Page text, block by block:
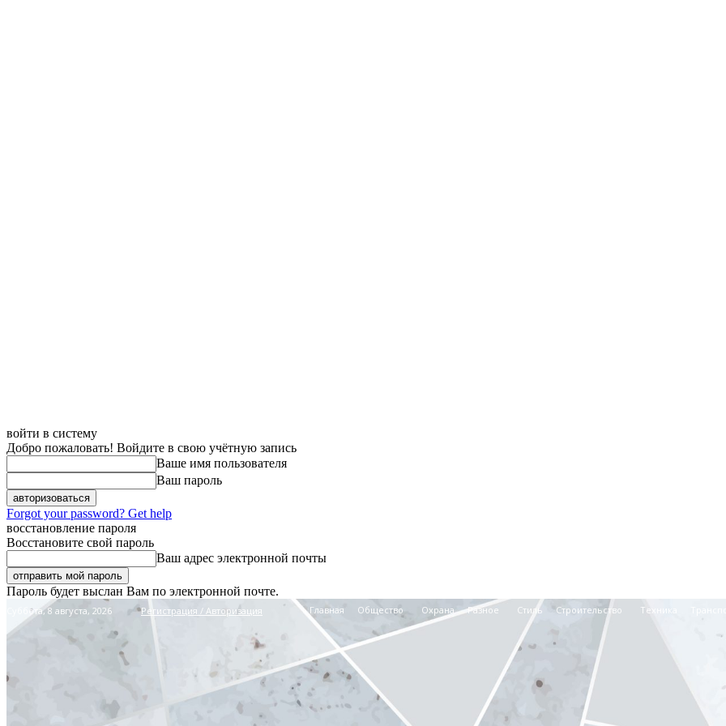
войти в систему
Добро пожаловать! Войдите в свою учётную запись
Ваше имя пользователя
Ваш пароль
Forgot your password? Get help
восстановление пароля
Восстановите свой пароль
Ваш адрес электронной почты
Пароль будет выслан Вам по электронной почте.
Суббота, 8 августа, 2026 Регистрация / Авторизация Главная Общество Охрана Разное Стиль Строительство Техника